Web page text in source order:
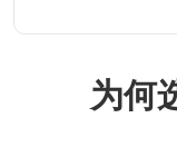
为何